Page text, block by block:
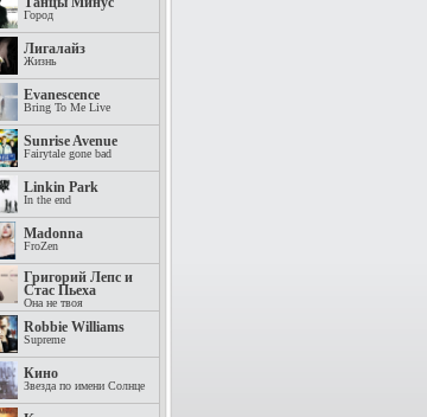
Город
Лигалайз
Жизнь
Evanescence
Bring To Me Live
Sunrise Avenue
Fairytale gone bad
Linkin Park
In the end
Madonna
FroZen
Григорий Лепс и
Стас Пьеха
Она не твоя
Robbie Williams
Supreme
Кино
Звезда по имени Солнце